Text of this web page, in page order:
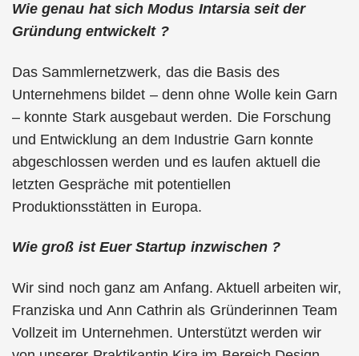
Wie genau hat sich Modus Intarsia seit der
Gründung entwickelt ?
Das Sammlernetzwerk, das die Basis des
Unternehmens bildet – denn ohne Wolle kein Garn
– konnte Stark ausgebaut werden. Die Forschung
und Entwicklung an dem Industrie Garn konnte
abgeschlossen werden und es laufen aktuell die
letzten Gespräche mit potentiellen
Produktionsstätten in Europa.
Wie groß ist Euer Startup inzwischen ?
Wir sind noch ganz am Anfang. Aktuell arbeiten wir,
Franziska und Ann Cathrin als Gründerinnen Team
Vollzeit im Unternehmen. Unterstützt werden wir